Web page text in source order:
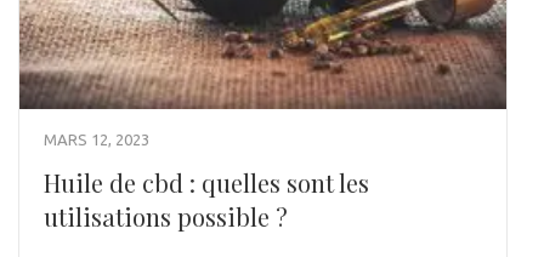
MARS 12, 2023
Huile de cbd : quelles sont les
utilisations possible ?